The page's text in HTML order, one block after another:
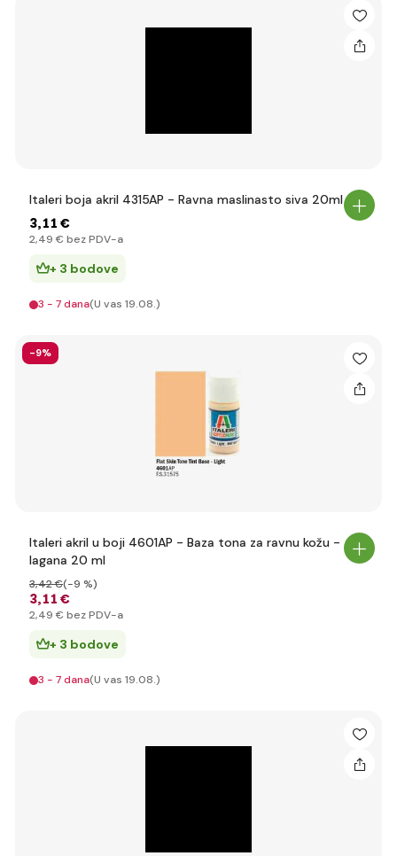
Italeri boja akril 4315AP - Ravna maslinasto siva 20ml
3,11 €
2,49 € bez PDV-a
+ 3 bodove
3 - 7 dana(U vas 19.08.)
-9%
Italeri akril u boji 4601AP - Baza tona za ravnu kožu -
lagana 20 ml
3,11 €
3,42 €(-9 %)
2,49 € bez PDV-a
+ 3 bodove
3 - 7 dana(U vas 19.08.)